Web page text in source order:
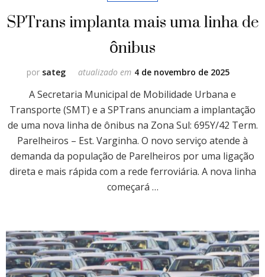
SPTrans implanta mais uma linha de
ônibus
por sateg atualizado em 4 de novembro de 2025
A Secretaria Municipal de Mobilidade Urbana e
Transporte (SMT) e a SPTrans anunciam a implantação
de uma nova linha de ônibus na Zona Sul: 695Y/42 Term.
Parelheiros – Est. Varginha. O novo serviço atende à
demanda da população de Parelheiros por uma ligação
direta e mais rápida com a rede ferroviária. A nova linha
começará …